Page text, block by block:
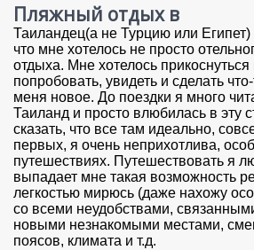
Пляжный отдых в
Таиландец(а не Турцию или
что мне хотелось не просто
отдыха. Мне хотелось прикоснуться
попробовать, увидеть и сделать
меня новое. До поездки я много
Таиланд и просто влюбилась в эту
сказать, что все там идеально,
первых, я очень неприхотлива,
путешествиях. Путешествовать я
выпадает мне такая возможность
легкостью мирюсь (даже нахожу
со всеми неудобствами,
новыми незнакомыми местами,
поясов, климата и т.д.